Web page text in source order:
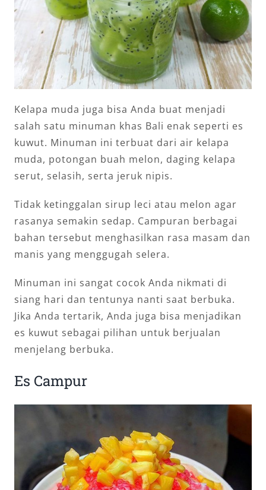
Kelapa muda juga bisa Anda buat menjadi
salah satu minuman khas Bali enak seperti es
kuwut. Minuman ini terbuat dari air kelapa
muda, potongan buah melon, daging kelapa
serut, selasih, serta jeruk nipis.
Tidak ketinggalan sirup leci atau melon agar
rasanya semakin sedap. Campuran berbagai
bahan tersebut menghasilkan rasa masam dan
manis yang menggugah selera.
Minuman ini sangat cocok Anda nikmati di
siang hari dan tentunya nanti saat berbuka.
Jika Anda tertarik, Anda juga bisa menjadikan
es kuwut sebagai pilihan untuk berjualan
menjelang berbuka.
Es Campur